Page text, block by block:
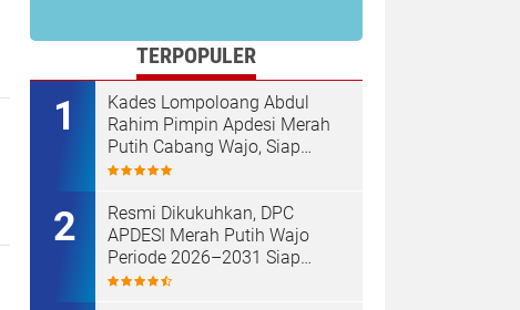
TERPOPULER
Kades Lompoloang Abdul
Rahim Pimpin Apdesi Merah
Putih Cabang Wajo, Siap
Kawal Koperasi Merah Putih
Resmi Dikukuhkan, DPC
APDESI Merah Putih Wajo
Periode 2026–2031 Siap
Kawal Kemajuan Desa dan